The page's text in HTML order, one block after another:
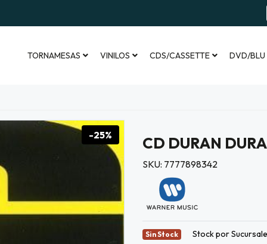
TORNAMESAS VINILOS CDS/CASSETTE DVD/BLU
-25% CD DURAN
SKU: 7777898342
Sin Stock Stock por